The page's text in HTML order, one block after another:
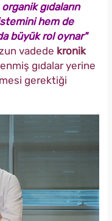
gıdaların
hem de
büyük rol oynar"
vadede kronik
gıdalar yerine
gerektiği